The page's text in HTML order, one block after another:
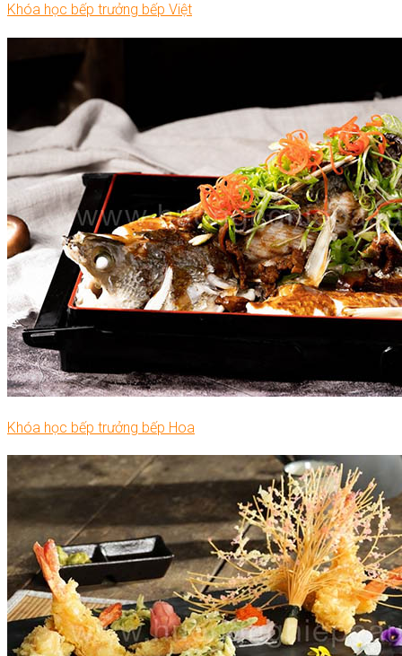
Khóa học bếp trưởng bếp Việt
Khóa học bếp trưởng bếp Hoa